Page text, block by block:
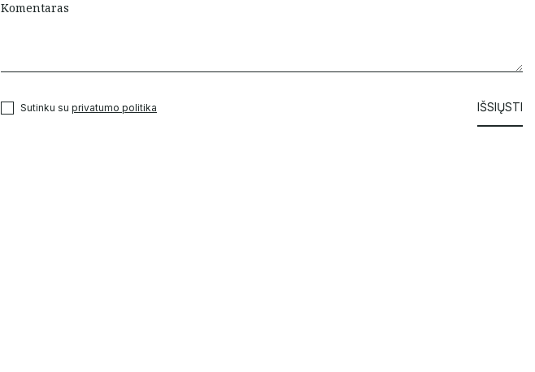
Sutinku su privatumo politika